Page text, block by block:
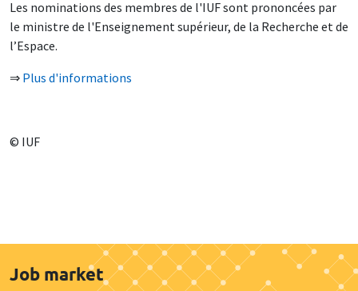
Les nominations des membres de l'IUF sont prononcées par
le ministre de l'Enseignement supérieur, de la Recherche et de
l’Espace.
⇒ Plus d'informations
© IUF
Job market